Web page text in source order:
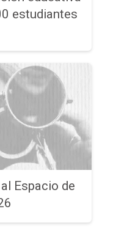
estudiantes
Espacio de